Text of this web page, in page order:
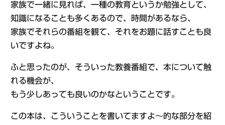
家族で一緒に見れば、一種の教育というか勉強として、
知識になることも多くあるので、時間があるなら、
家族でそれらの番組を観て、それをお題に話すことも良
いですよね。
ふと思ったのが、そういった教養番組で、本について触
れる機会が、
もう少しあっても良いのかなということです。
この本は、こういうことを書いてますよ～的な部分を紹